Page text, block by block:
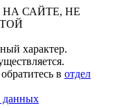
САЙТЕ, НЕ
характер.
в отдел
данных